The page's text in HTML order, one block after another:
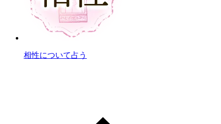
相性について占う